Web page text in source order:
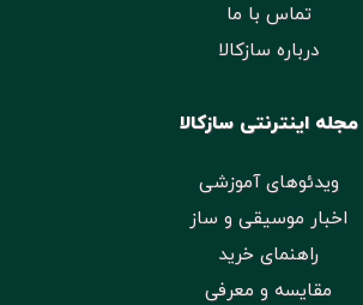
تماس با ما
درباره سازکالا
مجله اینترنتی سازکالا
ویدئوهای آموزشی
اخبار موسیقی و ساز
راهنمای خرید
مقایسه و معرفی